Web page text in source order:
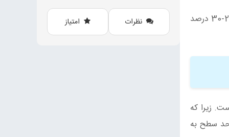
تازه تولید و به بازارهای هدف خود ارسال می نمایند. راندمان تولید در این مجموعه 29-30 درصد
زیرا که
محصول در واحد سطح به
نظرات امتیاز